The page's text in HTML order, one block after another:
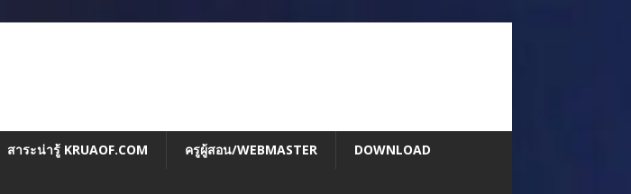
สาระน่ารู้ KRUAOF.COM ครูผู้สอน/WEBMASTER DOWNLOAD